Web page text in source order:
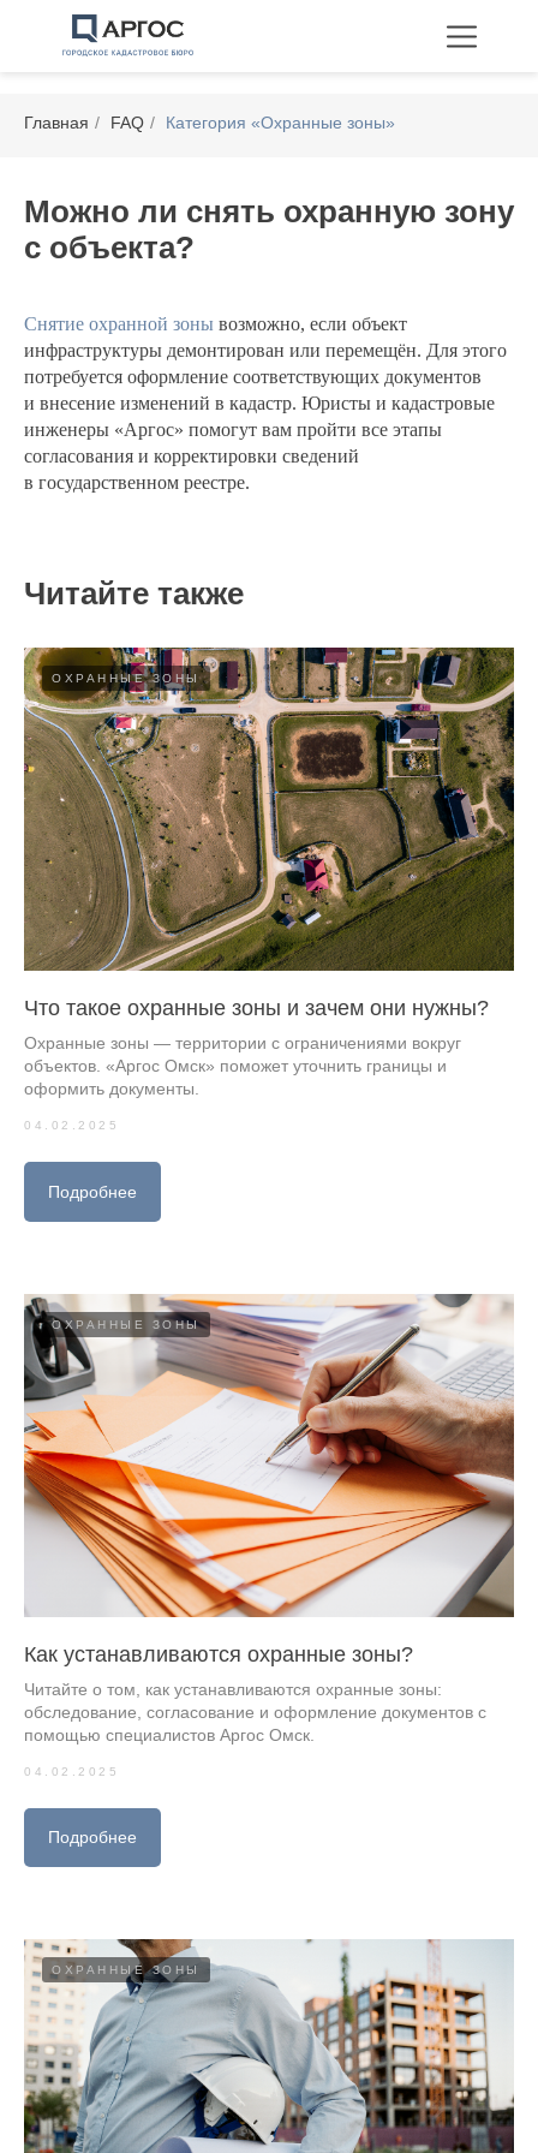
Перепланировка
Главная / FAQ / Категория «Охранные зоны»
Можно ли снять охранную зону
с объекта?
Снятие охранной зоны возможно, если объект
инфраструктуры демонтирован или перемещён. Для этого
потребуется оформление соответствующих документов
и внесение изменений в кадастр. Юристы и кадастровые
инженеры «Аргос» помогут вам пройти все этапы
согласования и корректировки сведений
в государственном реестре.
Читайте также
ОХРАННЫЕ ЗОНЫ
Что такое охранные зоны и зачем они нужны?
Охранные зоны — территории с ограничениями вокруг
объектов. «Аргос Омск» поможет уточнить границы и
оформить документы.
04.02.2025
Подробнее
ОХРАННЫЕ ЗОНЫ
Как устанавливаются охранные зоны?
Читайте о том, как устанавливаются охранные зоны:
обследование, согласование и оформление документов с
помощью специалистов Аргос Омск.
04.02.2025
Подробнее
ОХРАННЫЕ ЗОНЫ